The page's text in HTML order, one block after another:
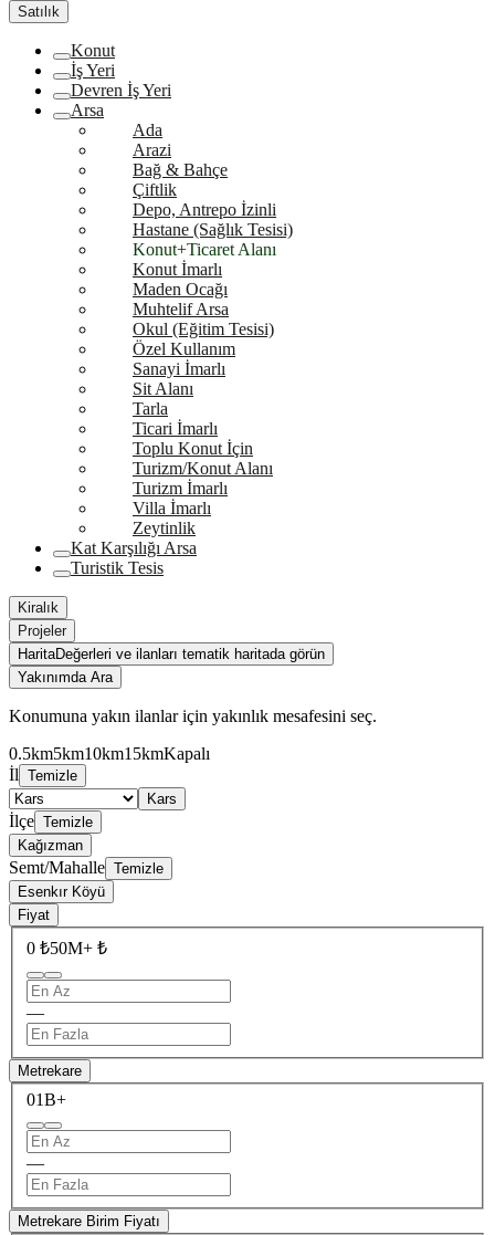
Satılık
Konut
İş Yeri
Devren İş Yeri
Arsa
Ada
Arazi
Bağ & Bahçe
Çiftlik
Depo, Antrepo İzinli
Hastane (Sağlık Tesisi)
Konut+Ticaret Alanı
Konut İmarlı
Maden Ocağı
Muhtelif Arsa
Okul (Eğitim Tesisi)
Özel Kullanım
Sanayi İmarlı
Sit Alanı
Tarla
Ticari İmarlı
Toplu Konut İçin
Turizm/Konut Alanı
Turizm İmarlı
Villa İmarlı
Zeytinlik
Kat Karşılığı Arsa
Turistik Tesis
Kiralık
Projeler
HaritaDeğerleri ve ilanları tematik haritada görün
Yakınımda Ara
Konumuna yakın ilanlar için yakınlık mesafesini seç.
0.5km5km10km15kmKapalı
İl Temizle
Kars
İlçe Temizle
Kağızman
Semt/Mahalle Temizle
Esenkır Köyü
Fiyat
0 ₺50M+ ₺
—
Metrekare
01B+
—
Metrekare Birim Fiyatı